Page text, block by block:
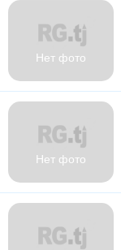
Нет фото
Нет фото